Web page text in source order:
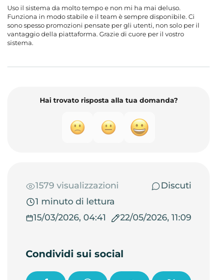
Uso il sistema da molto tempo e non mi ha mai deluso.
Funziona in modo stabile e il team è sempre disponibile. Ci
sono spesso promozioni pensate per gli utenti, non solo per il
vantaggio della piattaforma. Grazie di cuore per il vostro
sistema.
Hai trovato risposta alla tua domanda?
1579 visualizzazioni
Discuti
1 minuto di lettura
15/03/2026, 04:41
22/05/2026, 11:09
Condividi sui social